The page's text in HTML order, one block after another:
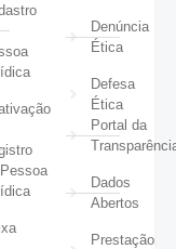
Denúncia
Ética
Defesa
Ética
Portal da
Dados
Abertos
Prestação